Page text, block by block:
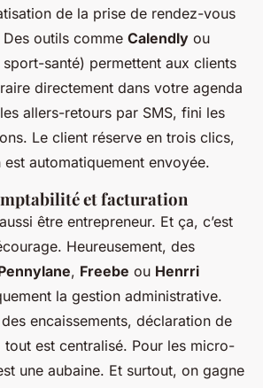
de la prise de rendez-vous
outils comme Calendly ou
sport-santé) permettent aux clients
directement dans votre agenda
allers-retours par SMS, fini les
Le client réserve en trois clics,
automatiquement envoyée.
et facturation
être entrepreneur. Et ça, c’est
Heureusement, des
, Freebe ou Henrri
la gestion administrative.
encaissements, déclaration de
tout est centralisé. Pour les micro-
une aubaine. Et surtout, on gagne